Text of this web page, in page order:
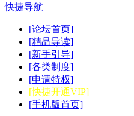
快捷导航
[论坛首页]
[精品导读]
[新手引导]
[各类制度]
[申请特权]
[快捷开通VIP]
[手机版首页]